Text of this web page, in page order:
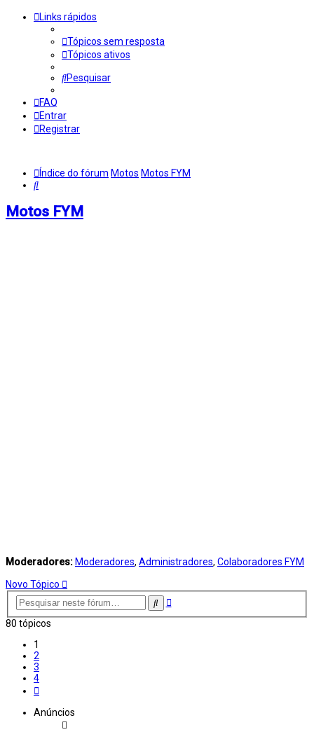
Links rápidos
Tópicos sem resposta
Tópicos ativos
Pesquisar
FAQ
Entrar
Registrar
Índice do fórum Motos Motos FYM
Pesquisar
Motos FYM
Moderadores: Moderadores, Administradores, Colaboradores FYM
Novo Tópico
Pesquisar
Pesquisa
80 tópicos
1
2
3
4
Anúncios